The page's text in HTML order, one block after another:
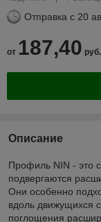
Отправка с 20
от 187,40 руб.
Описание
Профиль NIN - это
подвергаются
Они особенно
вдоль движущихся
поглощения